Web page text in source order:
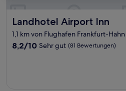
Landhotel Airport Inn
Landhotel Airport Inn
1,1 km von Flughafen Frankfurt-
8.2
8,2/10 Sehr gut (81 Bewertungen)